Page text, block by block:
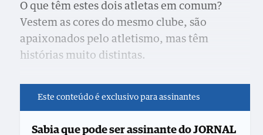
O que têm estes dois atletas em comum?
Vestem as cores do mesmo clube, são
apaixonados pelo atletismo, mas têm
histórias muito distintas.
Este conteúdo é exclusivo para assinantes
Sabia que pode ser assinante do JORNAL